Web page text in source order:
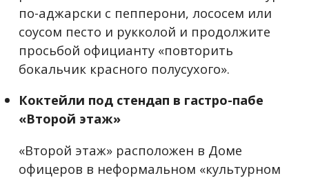
по-аджарски с пепперони, лососем или
соусом песто и рукколой и продолжите
просьбой официанту «повторить
бокальчик красного полусухого».
Коктейли под стендап в гастро-пабе
«Второй этаж»
«Второй этаж» расположен в Доме
офицеров в неформальном «культурном